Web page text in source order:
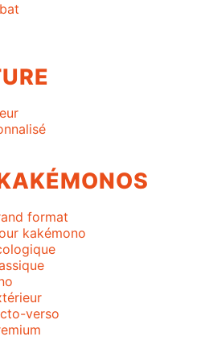
format
kakémono
verso